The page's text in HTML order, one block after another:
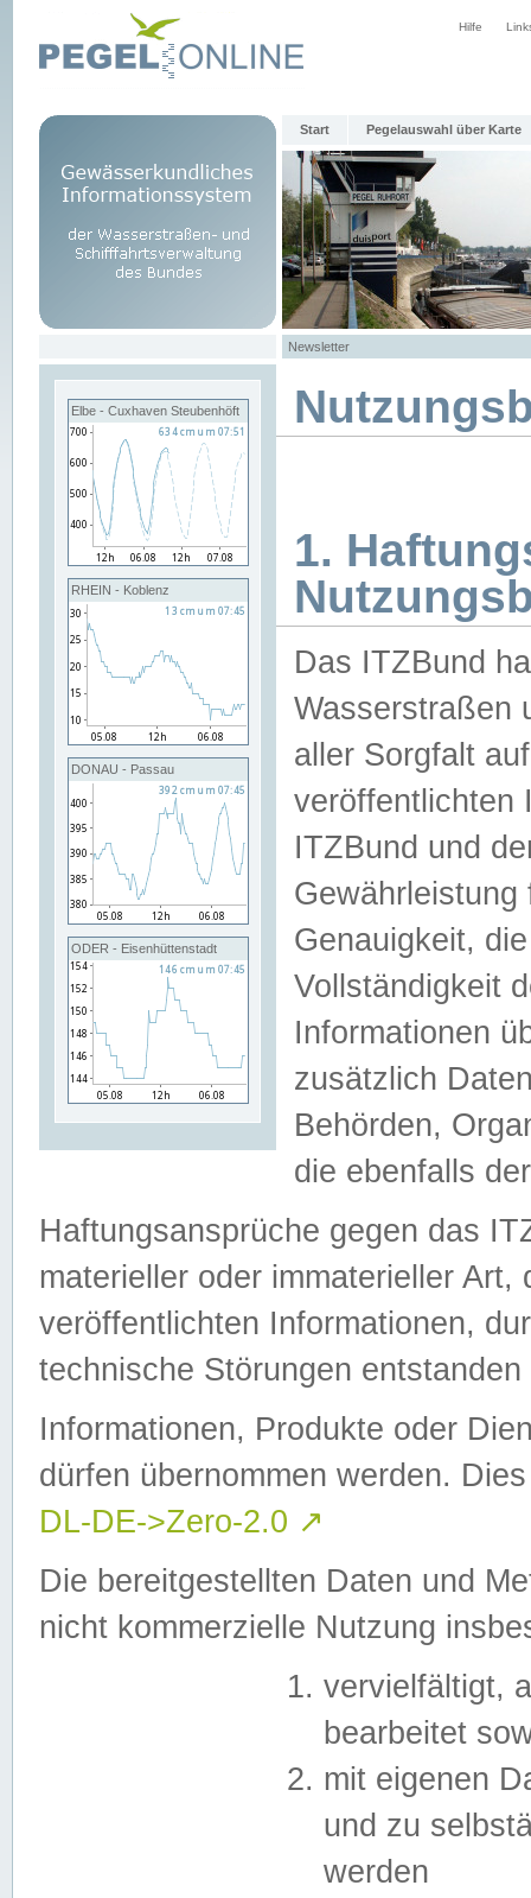
Hilfe
Start Pegelauswahl über Karte
Newsletter
Elbe - Cuxhaven Steubenhöft
RHEIN - Koblenz
DONAU - Passau
ODER - Eisenhüttenstadt
1.
Das ITZBund
Wasserstraßen
aller Sorgfalt
veröffentlichten
ITZBund und
Genauigkeit,
Vollständigkeit
Informationen
zusätzlich
Behörden,
die ebenfalls
Haftungsansprüche gegen das
materieller oder immaterieller
veröffentlichten Informationen,
technische Störungen
Informationen, Produkte oder
dürfen übernommen werden.
DL-DE->Zero-2.0 ↗
Die bereitgestellten Daten und
nicht kommerzielle Nutzung
vervielfältigt,
bearbeitet
mit eigenen
und zu
werden